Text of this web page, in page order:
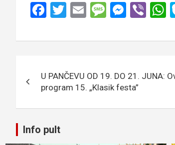
F
ce
o
o
k
T
tt
E
ail
M
s
g
e
M
se
g
er
Vi
er
p
чланка
U PANČEVU OD 19. DO 21. JUNA:
program 15. „Klasik festa”
Info pult